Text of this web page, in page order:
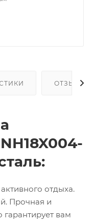
ОТЗЫВЫ
отдыха.
Прочная и
гарантирует вам